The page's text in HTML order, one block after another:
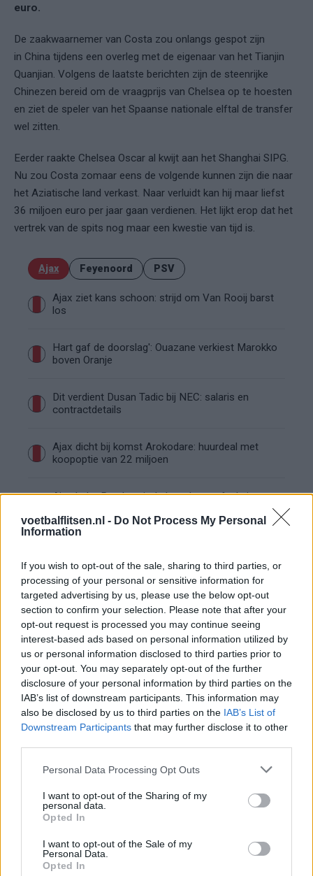
voetbalflitsen.nl - Do Not Process My Personal
Information
If you wish to opt-out of the sale, sharing to third parties, or
processing of your personal or sensitive information for
targeted advertising by us, please use the below opt-out
section to confirm your selection. Please note that after your
opt-out request is processed you may continue seeing
interest-based ads based on personal information utilized by
us or personal information disclosed to third parties prior to
your opt-out. You may separately opt-out of the further
disclosure of your personal information by third parties on the
IAB’s list of downstream participants. This information may
also be disclosed by us to third parties on the IAB’s List of
Downstream Participants that may further disclose it to other
Personal Data Processing Opt Outs
I want to opt-out of the Sharing of my
personal data.
Opted In
I want to opt-out of the Sale of my
Personal Data.
Opted In
euro.
De zaakwaarnemer van Costa zou onlangs gespot zijn
in China tijdens een overleg met de eigenaar van het Tianjin
Quanjian. Volgens de laatste berichten zijn de steenrijke
Chinezen bereid om de vraagprijs van Chelsea op te hoesten
en ziet de speler van het Spaanse nationale elftal de transfer
wel zitten.
Eerder raakte Chelsea Oscar al kwijt aan het Shanghai SIPG.
Nu zou Costa zomaar eens de volgende kunnen zijn die naar
het Aziatische land verkast. Naar verluidt kan hij maar liefst
36 miljoen euro per jaar gaan verdienen. Het lijkt erop dat het
vertrek van de spits nog maar een kwestie van tijd is.
Ajax Feyenoord PSV
Ajax ziet kans schoon: strijd om Van Rooij barst
los
Hart gaf de doorslag': Ouazane verkiest Marokko
boven Oranje
Dit verdient Dusan Tadic bij NEC: salaris en
contractdetails
Ajax dicht bij komst Arokodare: huurdeal met
koopoptie van 22 miljoen
Ajax helpt Burnley uit de brand met afgeknipte
Marcos Leonardo laat eerste indruk achter bij
Ajax: 'Hier gaan fans van genieten'
Resterend oefenprogramma Ajax: waar zijn de
duels te zien
Ajax groeit onder Míchel, maar transfermarkt
blijft cruciaal
Shane Kluivert krijgt kans van Flick en begint in
de basis bij FC Barcelona
Servische media vergelijken Ajax-talent Abdellah
Ouazane met Lionel Messi